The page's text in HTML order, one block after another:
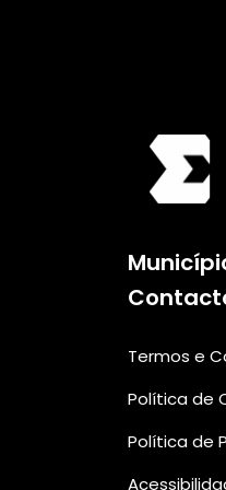
Termos e
Política de
Política de